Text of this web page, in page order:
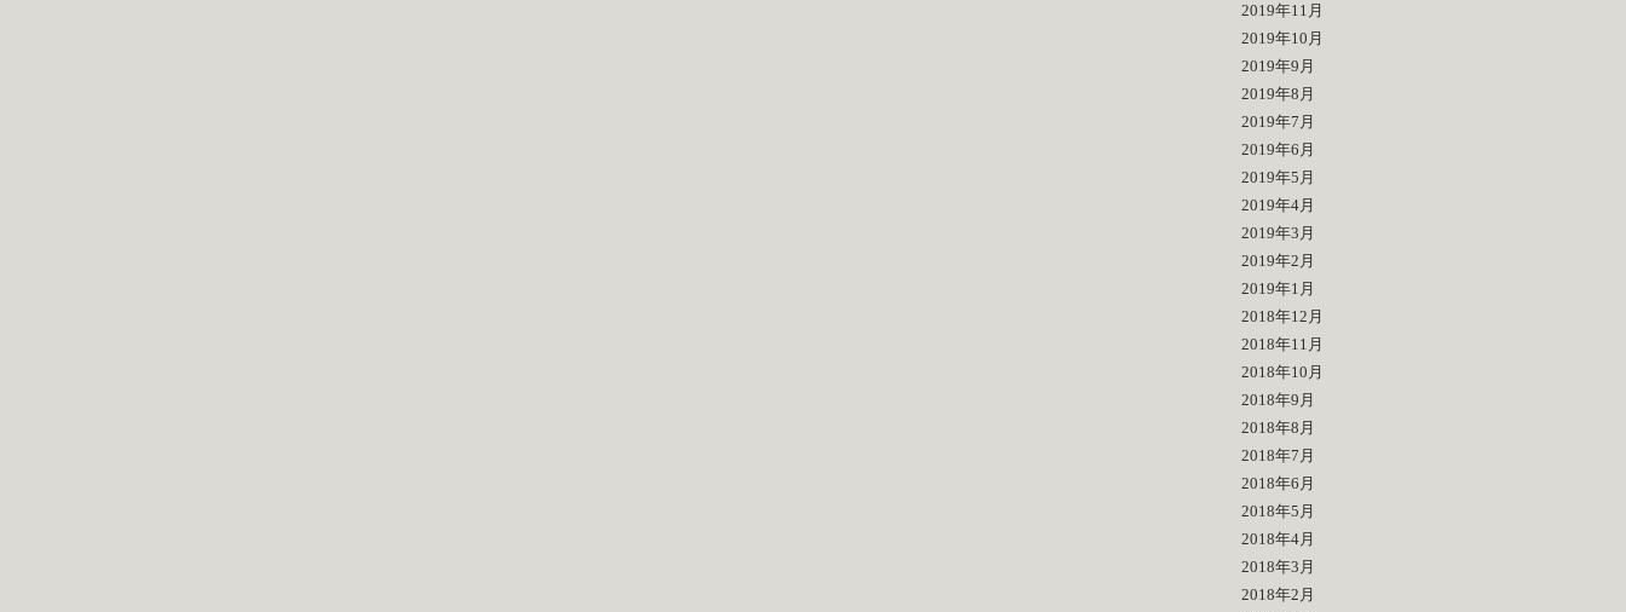
2019年11月
2019年10月
2019年9月
2019年8月
2019年7月
2019年6月
2019年5月
2019年4月
2019年3月
2019年2月
2019年1月
2018年12月
2018年11月
2018年10月
2018年9月
2018年8月
2018年7月
2018年6月
2018年5月
2018年4月
2018年3月
2018年2月